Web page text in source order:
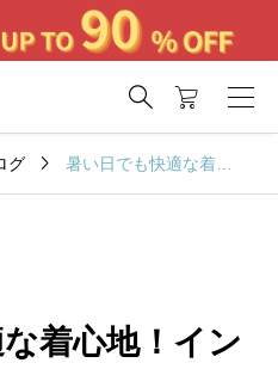

グ 
着心地！イン